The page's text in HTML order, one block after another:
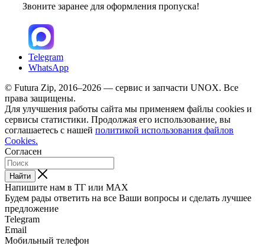
Звоните заранее для оформления пропуска!
Telegram
WhatsApp
© Futura Zip, 2016–2026 — сервис и запчасти UNOX. Все
права защищены.
Для улучшения работы сайта мы применяем файлы cookies и
сервисы статистики. Продолжая его использование, вы
соглашаетесь с нашей политикой использования файлов
Cookies.
Согласен
Найти
Напишите нам в ТГ или MAX
Будем рады ответить на все Ваши вопросы и сделать лучшее
предложение
Telegram
Email
Мобильный телефон